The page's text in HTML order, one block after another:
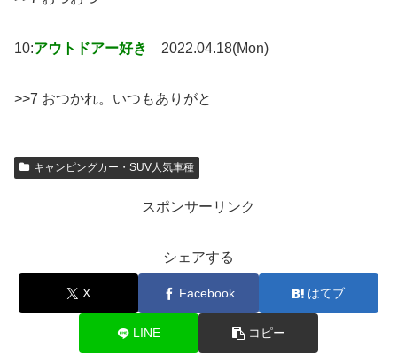
10:アウトドアー好き 2022.04.18(Mon)
>>7 おつかれ。いつもありがと
キャンピングカー・SUV人気車種
スポンサーリンク
シェアする
X Facebook はてブ
LINE コピー